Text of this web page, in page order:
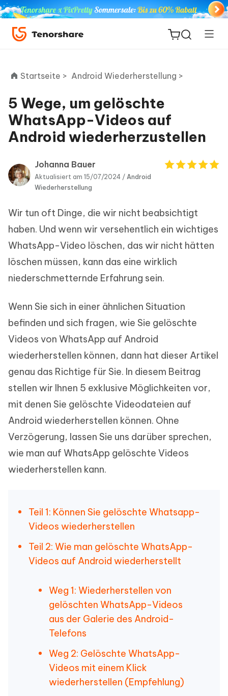
ReiBoot
for iOS
PDF
Editor
Neu
Startseite > Android Wiederherstellung >
5 Wege, um gelöschte
WhatsApp-Videos auf
Android wiederherzustellen
Johanna Bauer
Aktualisiert am 15/07/2024 / Android
Wiederherstellung
Wir tun oft Dinge, die wir nicht beabsichtigt
haben. Und wenn wir versehentlich ein wichtiges
WhatsApp-Video löschen, das wir nicht hätten
löschen müssen, kann das eine wirklich
niederschmetternde Erfahrung sein.
Wenn Sie sich in einer ähnlichen Situation
befinden und sich fragen, wie Sie gelöschte
Videos von WhatsApp auf Android
wiederherstellen können, dann hat dieser Artikel
genau das Richtige für Sie. In diesem Beitrag
stellen wir Ihnen 5 exklusive Möglichkeiten vor,
mit denen Sie gelöschte Videodateien auf
Android wiederherstellen können. Ohne
Verzögerung, lassen Sie uns darüber sprechen,
wie man auf WhatsApp gelöschte Videos
wiederherstellen kann.
Teil 1: Können Sie gelöschte Whatsapp-
Videos wiederherstellen
Teil 2: Wie man gelöschte WhatsApp-
Videos auf Android wiederherstellt
Weg 1: Wiederherstellen von
gelöschten WhatsApp-Videos
aus der Galerie des Android-
Telefons
Weg 2: Gelöschte WhatsApp-
Videos mit einem Klick
wiederherstellen (Empfehlung)